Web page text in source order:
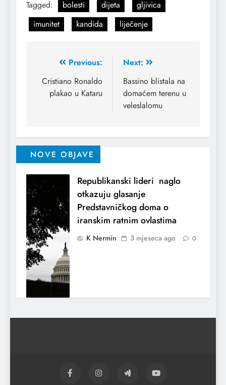
Tagged: bolesti dijeta
gljivica
imunitet
kandida liječenje
Previous:
Cristiano Ronaldo
plakao u Kataru
Next:
Bassino blistala na
domaćem terenu u
veleslalomu
NOVE OBJAVE
Republikanski lideri naglo
otkazuju glasanje
Predstavničkog doma o
iranskim ratnim ovlastima
K Nermin 3 mjeseca ago 0
El Nino utiče na živote stotina miliona